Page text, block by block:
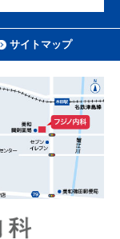
サイトマップ